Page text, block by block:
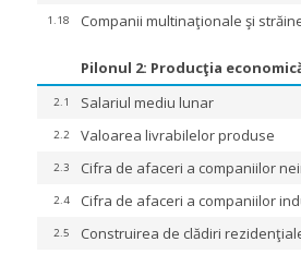
1.18 Companii multinaţionale şi
Pilonul 2: Producţia
2.1 Salariul mediu lunar
2.2 Valoarea livrabilelor produse
2.3 Cifra de afaceri a companiilor
2.4 Cifra de afaceri a companiilor
2.5 Construirea de clădiri